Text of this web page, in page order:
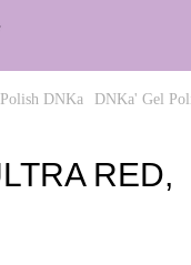
DNKa DNKa' Gel
RED,